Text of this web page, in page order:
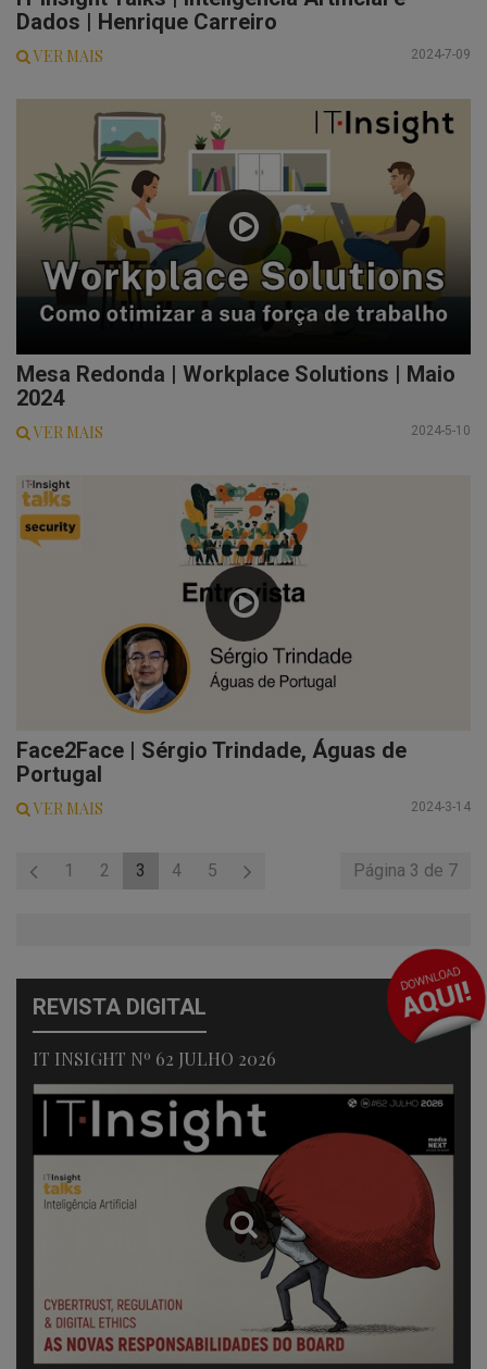
Dados | Henrique Carreiro
2024-7-09
VER MAIS
Mesa Redonda | Workplace Solutions | Maio
2024
2024-5-10
VER MAIS
Face2Face | Sérgio Trindade, Águas de
Portugal
2024-3-14
VER MAIS
1 2 3 4 5 Página 3 de 7
REVISTA DIGITAL
IT INSIGHT Nº 62 JULHO 2026